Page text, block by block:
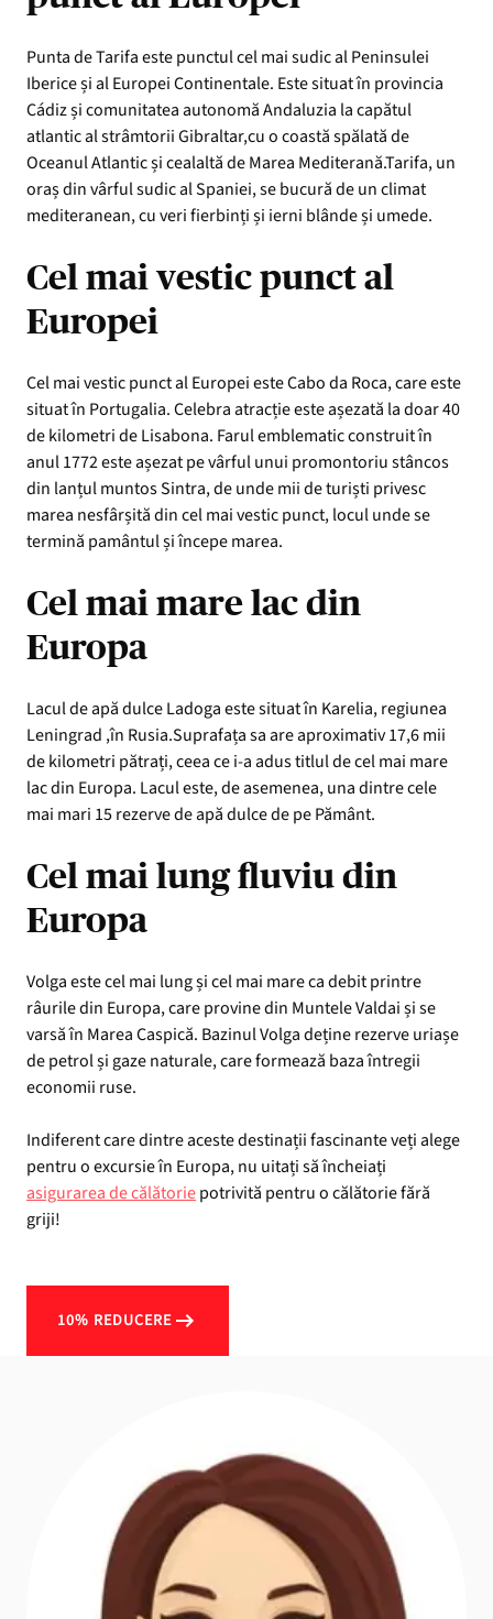
Punta de Tarifa este punctul cel mai sudic al Peninsulei
Iberice și al Europei Continentale. Este situat în provincia
Cádiz și comunitatea autonomă Andaluzia la capătul
atlantic al strâmtorii Gibraltar,cu o coastă spălată de
Oceanul Atlantic și cealaltă de Marea Mediterană.Tarifa, un
oraș din vârful sudic al Spaniei, se bucură de un climat
mediteranean, cu veri fierbinți și ierni blânde și umede.
Cel mai vestic punct al
Europei
Cel mai vestic punct al Europei este Cabo da Roca, care este
situat în Portugalia. Celebra atracție este așezată la doar 40
de kilometri de Lisabona. Farul emblematic construit în
anul 1772 este așezat pe vârful unui promontoriu stâncos
din lanțul muntos Sintra, de unde mii de turiști privesc
marea nesfârșită din cel mai vestic punct, locul unde se
termină pamântul și începe marea.
Cel mai mare lac din
Europa
Lacul de apă dulce Ladoga este situat în Karelia, regiunea
Leningrad ,în Rusia.Suprafața sa are aproximativ 17,6 mii
de kilometri pătrați, ceea ce i-a adus titlul de cel mai mare
lac din Europa. Lacul este, de asemenea, una dintre cele
mai mari 15 rezerve de apă dulce de pe Pământ.
Cel mai lung fluviu din
Europa
Volga este cel mai lung și cel mai mare ca debit printre
râurile din Europa, care provine din Muntele Valdai și se
varsă în Marea Caspică. Bazinul Volga deține rezerve uriașe
de petrol și gaze naturale, care formează baza întregii
economii ruse.
Indiferent care dintre aceste destinații fascinante veți alege
pentru o excursie în Europa, nu uitați să încheiați
asigurarea de călătoriepotrivită pentru o călătorie fără
griji!
10% REDUCERE